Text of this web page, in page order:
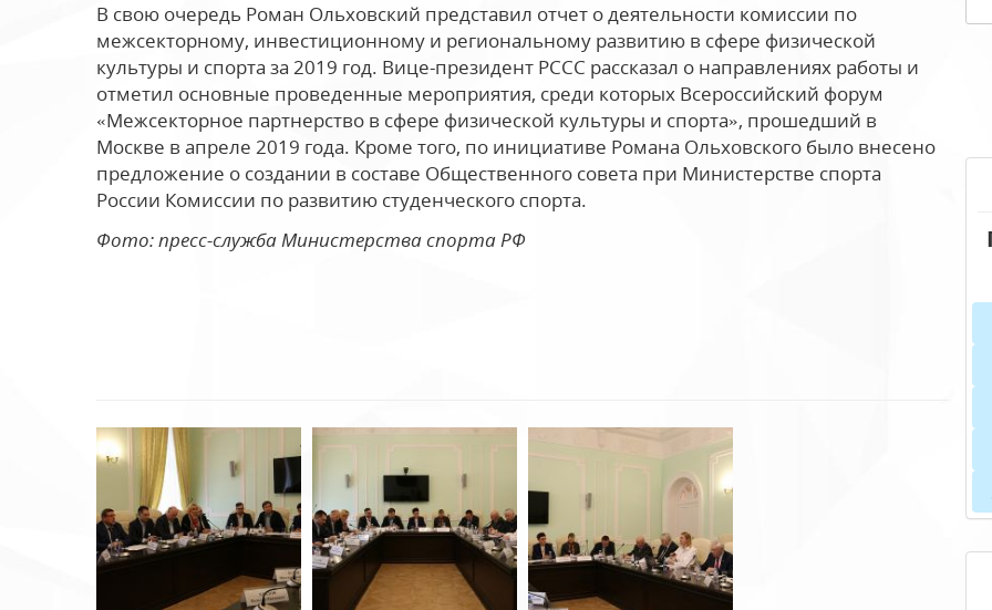
В свою очередь Роман Ольховский представил отчет о деятельности комиссии по
межсекторному, инвестиционному и региональному развитию в сфере физической
культуры и спорта за 2019 год. Вице-президент РССС рассказал о направлениях работы и
отметил основные проведенные мероприятия, среди которых Всероссийский форум
«Межсекторное партнерство в сфере физической культуры и спорта», прошедший в
Москве в апреле 2019 года. Кроме того, по инициативе Романа Ольховского было внесено
предложение о создании в составе Общественного совета при Министерстве спорта
России Комиссии по развитию студенческого спорта.
Фото: пресс-служба Министерства спорта РФ